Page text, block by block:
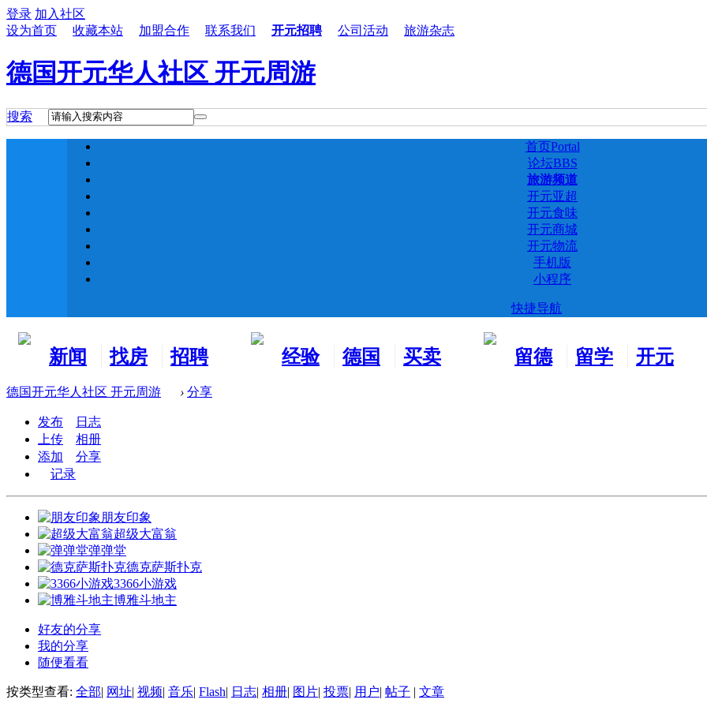
登录 加入社区
设为首页
收藏本站 加盟合作 联系我们 开元招聘 公司活动 旅游杂志
德国开元华人社区 开元周游
搜索
首页Portal
论坛BBS
旅游频道
开元亚超
开元食味
开元商城
开元物流
手机版
小程序
快捷导航
新闻
找房
招聘
求职
经验
德国
买卖
留德
留学
开元
德国开元华人社区 开元周游 › 分享
发布
日志
上传
相册
添加
分享
记录
朋友印象
超级大富翁
弹弹堂
德克萨斯扑克
3366小游戏
博雅斗地主
好友的分享
我的分享
随便看看
按类型查看: 全部| 网址| 视频| 音乐| Flash| 日志| 相册| 图片| 投票| 用户| 帖子 | 文章